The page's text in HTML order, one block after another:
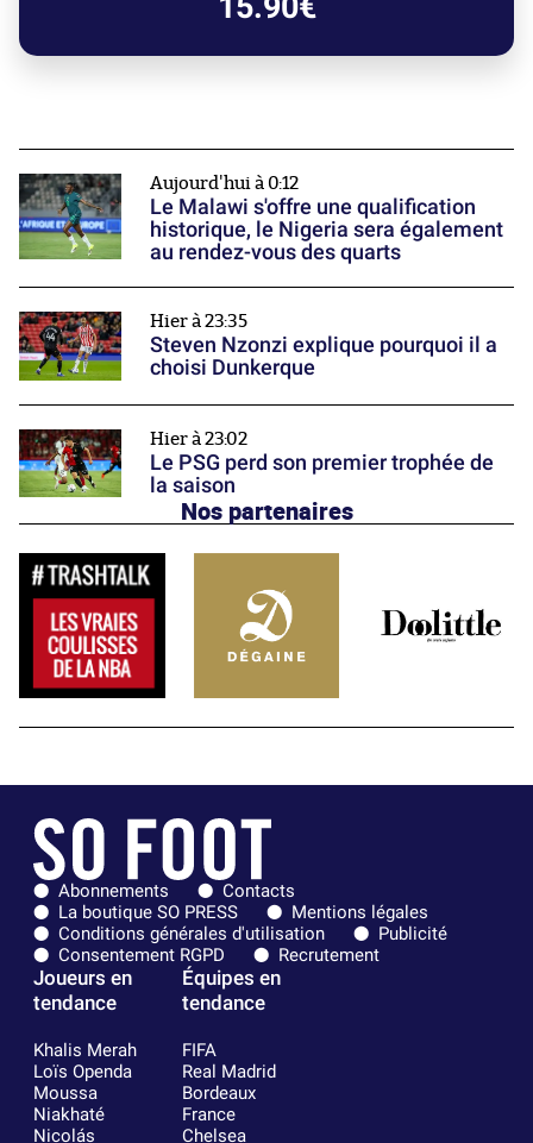
Aujourd'hui à 0:12
Le Malawi s'offre une qualification
historique, le Nigeria sera également
au rendez-vous des quarts
Hier à 23:35
Steven Nzonzi explique pourquoi il a
choisi Dunkerque
Hier à 23:02
Le PSG perd son premier trophée de
la saison
Nos partenaires
Abonnements
Contacts
La boutique SO PRESS
Mentions légales
Conditions générales d'utilisation
Publicité
Consentement RGPD
Recrutement
Joueurs en
tendance
Khalis Merah
Loïs Openda
Moussa
Niakhaté
Nicolás
Équipes en
tendance
FIFA
Real Madrid
Bordeaux
France
Chelsea